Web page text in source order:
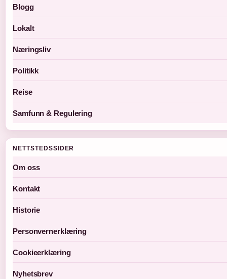
Blogg
Lokalt
Næringsliv
Politikk
Reise
Samfunn & Regulering
NETTSTEDSSIDER
Om oss
Kontakt
Historie
Personvernerklæring
Cookieerklæring
Nyhetsbrev